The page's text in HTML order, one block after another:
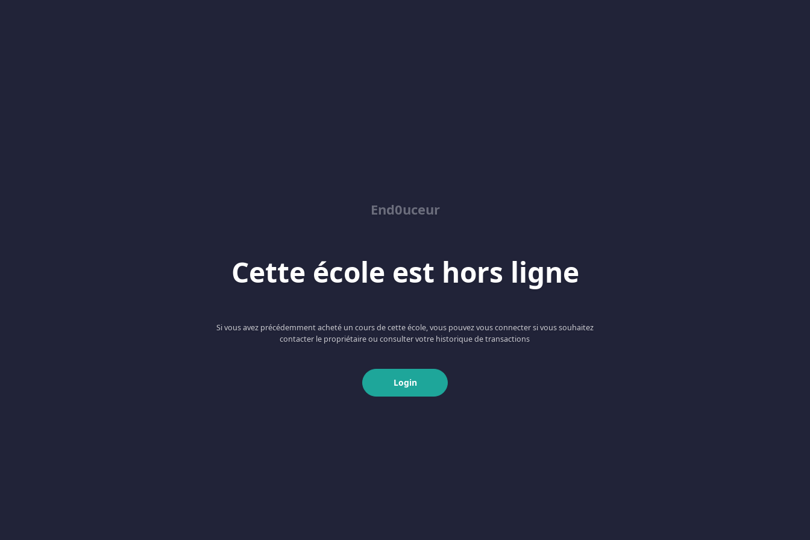
End0uceur
Cette école est hors ligne
Si vous avez précédemment acheté un cours de cette école, vous pouvez vous connecter si vous souhaitez
contacter le propriétaire ou consulter votre historique de transactions
Login